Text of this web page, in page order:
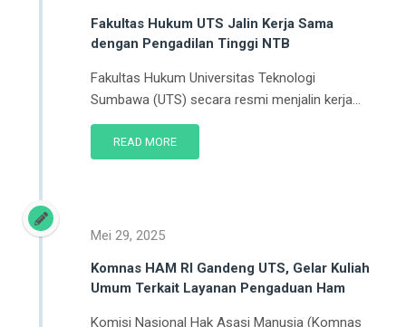
Fakultas Hukum UTS Jalin Kerja Sama
dengan Pengadilan Tinggi NTB
Fakultas Hukum Universitas Teknologi
Sumbawa (UTS) secara resmi menjalin kerja...
READ MORE
Komnas HAM RI Gandeng UTS, Gelar Kuliah
Umum Terkait Layanan Pengaduan Ham
Komisi Nasional Hak Asasi Manusia (Komnas
Mei 29, 2025